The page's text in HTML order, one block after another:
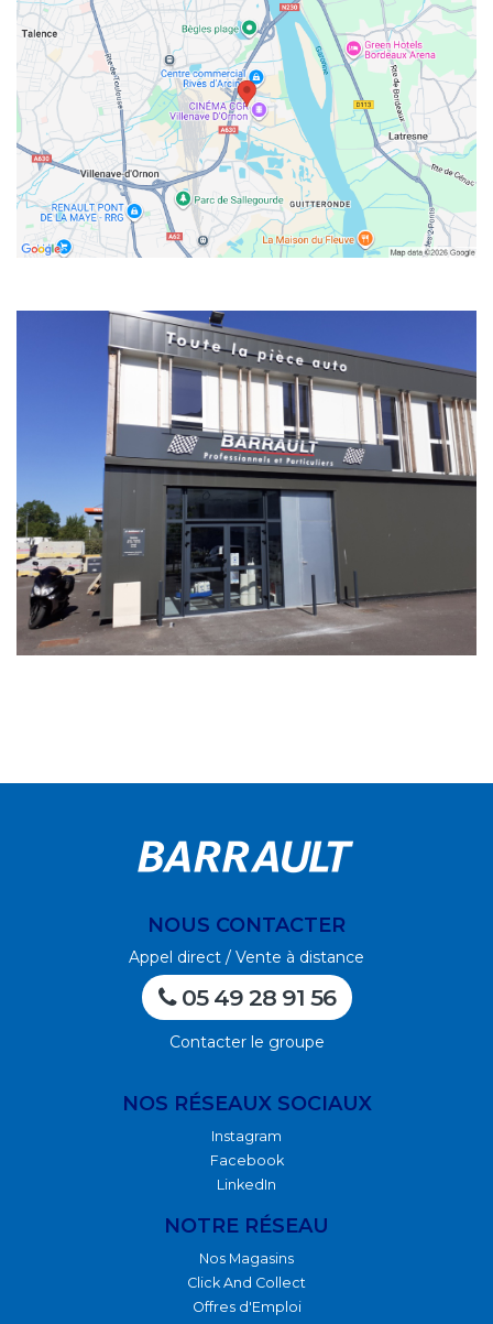
NOUS CONTACTER
Appel direct / Vente à distance
05 49 28 91 56
Contacter le groupe
NOS RÉSEAUX SOCIAUX
Instagram
Facebook
LinkedIn
NOTRE RÉSEAU
Nos Magasins
Click And Collect
Offres d'Emploi